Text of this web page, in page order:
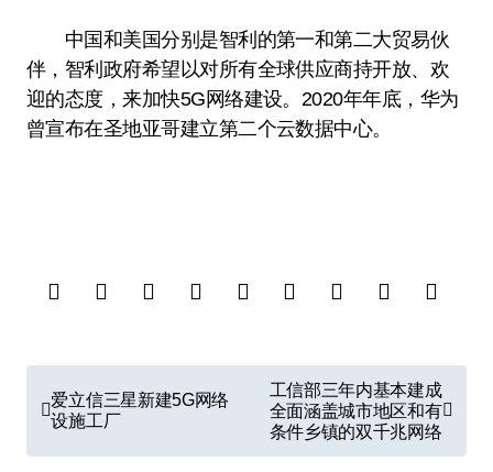
中国和美国分别是智利的第一和第二大贸易伙
伴，智利政府希望以对所有全球供应商持开放、欢
迎的态度，来加快5G网络建设。2020年年底，华为
曾宣布在圣地亚哥建立第二个云数据中心。
章
导
爱立信三星新建5G网络
设施工厂
工信部三年内基本建成
全面涵盖城市地区和有
条件乡镇的双千兆网络